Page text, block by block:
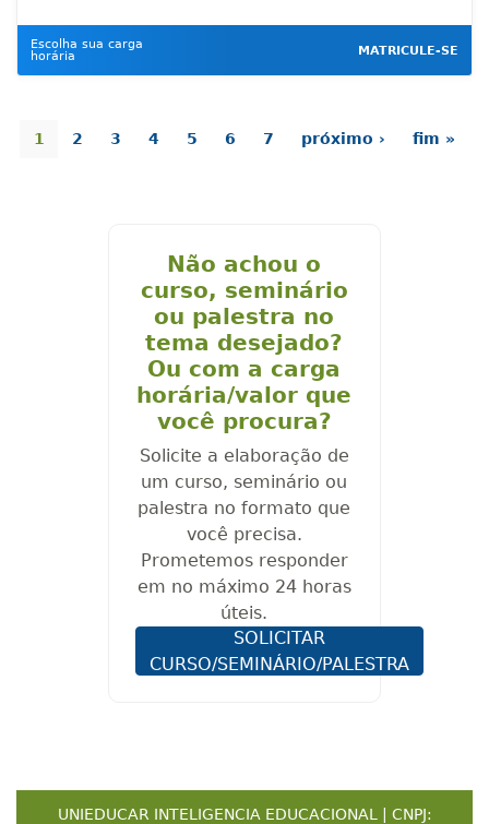
Escolha sua carga
horária
MATRICULE-SE
1 2 3 4 5 6 7 próximo › fim »
Não achou o
curso, seminário
ou palestra no
tema desejado?
Ou com a carga
horária/valor que
você procura?
Solicite a elaboração de
um curso, seminário ou
palestra no formato que
você precisa.
Prometemos responder
em no máximo 24 horas
úteis.
SOLICITAR
CURSO/SEMINÁRIO/PALESTRA
UNIEDUCAR INTELIGENCIA EDUCACIONAL | CNPJ: